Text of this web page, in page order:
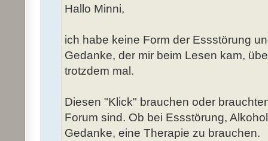
Hallo Minni,
ich habe keine Form der Essstörung
Gedanke, der mir beim Lesen kam,
trotzdem mal.
Diesen "Klick" brauchen oder
Forum sind. Ob bei Essstörung,
Gedanke, eine Therapie zu brauchen.